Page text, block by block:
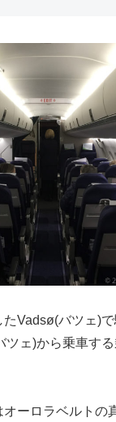
Vadsø(バツェ)
ツェ)から乗車す
ーロラベルトの